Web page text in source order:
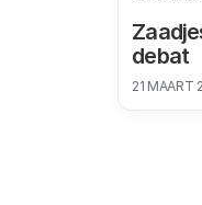
debat
21 MAART